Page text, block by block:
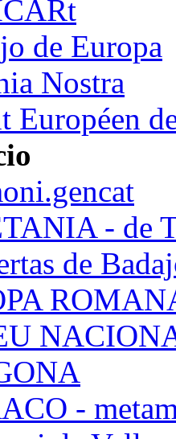
de Europa
Nostra
Européen
- de
de
-